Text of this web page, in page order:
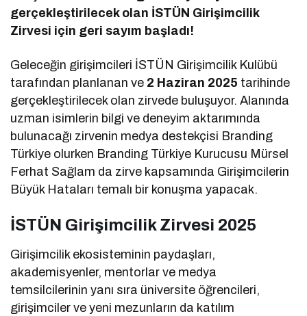
gerçekleştirilecek olan İSTÜN Girişimcilik
Zirvesi için geri sayım başladı!
Geleceğin girişimcileri İSTÜN Girişimcilik Kulübü
tarafından planlanan ve 2 Haziran 2025 tarihinde
gerçekleştirilecek olan zirvede buluşuyor. Alanında
uzman isimlerin bilgi ve deneyim aktarımında
bulunacağı zirvenin medya destekçisi Branding
Türkiye olurken Branding Türkiye Kurucusu Mürsel
Ferhat Sağlam da zirve kapsamında Girişimcilerin
Büyük Hataları temalı bir konuşma yapacak.
İSTÜN Girişimcilik Zirvesi 2025
Girişimcilik ekosisteminin paydaşları,
akademisyenler, mentorlar ve medya
temsilcilerinin yanı sıra üniversite öğrencileri,
girişimciler ve yeni mezunların da katılım